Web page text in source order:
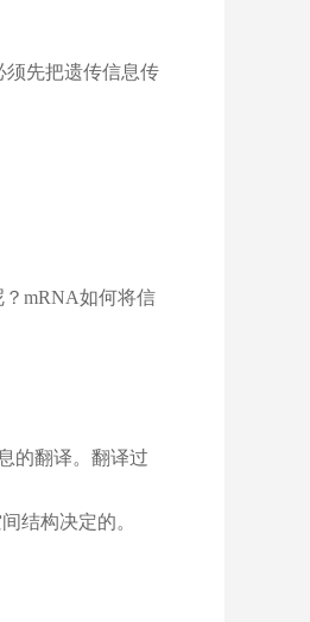
须先把遗传信息传
mRNA如何将信
的翻译。翻译过
结构决定的。